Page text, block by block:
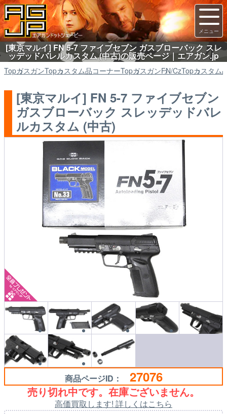
[東京マルイ] FN 5-7 ファイブセブン ガスブローバック スレ
ッデッドバレルカスタム (中古)の販売ページ｜エアガン.jp
TopガスガンTopカスタム品コーナーTopガスガンFN/CzTopカスタム
[東京マルイ] FN 5-7 ファイブセブン
ガスブローバック スレッデッドバレ
ルカスタム (中古)
商品ページID： 27076
売り切れ中です。在庫ございません。
高価買取します! 詳しくはこちら